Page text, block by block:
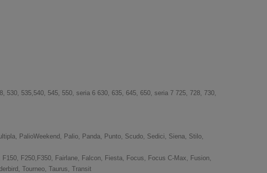
530, 535,540, 545, 550, seria 6 630, 635, 645, 650, seria 7 725, 728, 730,
PalioWeekend, Palio, Panda, Punto, Scudo, Sedici, Siena, Stilo,
F250,F350, Fairlane, Falcon, Fiesta, Focus, Focus C-Max, Fusion,
Tourneo, Taurus, Transit